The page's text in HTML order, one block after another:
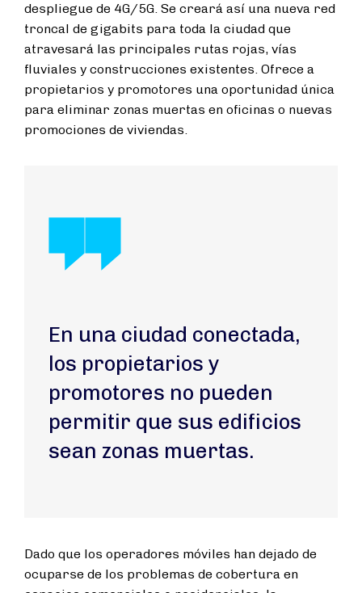
despliegue de 4G/5G. Se creará así una nueva red
troncal de gigabits para toda la ciudad que
atravesará las principales rutas rojas, vías
fluviales y construcciones existentes. Ofrece a
propietarios y promotores una oportunidad única
para eliminar zonas muertas en oficinas o nuevas
promociones de viviendas.
En una ciudad conectada,
los propietarios y
promotores no pueden
permitir que sus edificios
sean zonas muertas.
Dado que los operadores móviles han dejado de
ocuparse de los problemas de cobertura en